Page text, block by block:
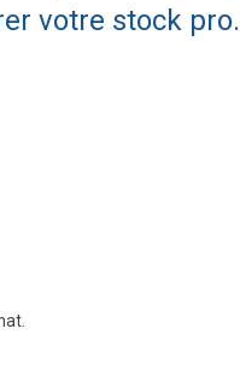
votre stock pro.